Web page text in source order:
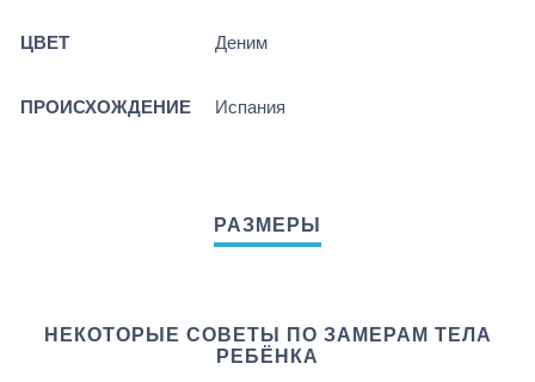
ЦВЕТ Деним
ПРОИСХОЖДЕНИЕ Испания
НЕКОТОРЫЕ СОВЕТЫ ПО ЗАМЕРАМ ТЕЛА
РЕБЁНКА